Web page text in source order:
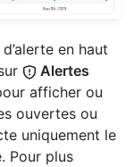
en haut
Alertes
afficher ou
ouvertes ou
uniquement le
Pour plus